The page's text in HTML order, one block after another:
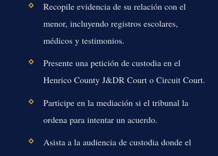
Recopile evidencia de su relación con el
menor, incluyendo registros escolares,
médicos y testimonios.
Presente una petición de custodia en el
Henrico County J&DR Court o Circuit Court.
Participe en la mediación si el tribunal la
ordena para intentar un acuerdo.
Asista a la audiencia de custodia donde el